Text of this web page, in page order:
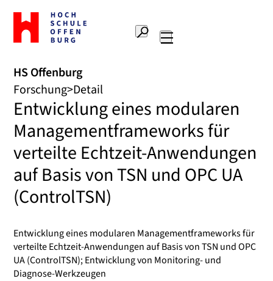
Zur
Startseite
Hochschule
Suche
HS Offenburg
Forschung Detail
Entwicklung eines modularen
Managementframeworks für
verteilte Echtzeit-Anwendungen
auf Basis von TSN und OPC UA
(ControlTSN)
Entwicklung eines modularen Managementframeworks für
verteilte Echtzeit-Anwendungen auf Basis von TSN und OPC
UA (ControlTSN); Entwicklung von Monitoring- und
Diagnose-Werkzeugen